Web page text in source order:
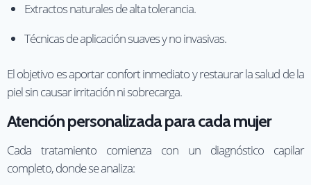
Extractos naturales de alta tolerancia.
Técnicas de aplicación suaves y no invasivas.
El objetivo es aportar confort inmediato y restaurar la salud de la
piel sin causar irritación ni sobrecarga.
Atención personalizada para cada mujer
Cada tratamiento comienza con un diagnóstico capilar
completo, donde se analiza: